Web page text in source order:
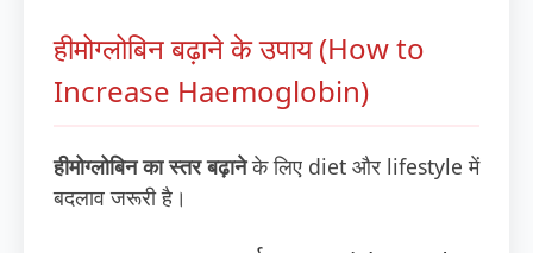
हीमोग्लोबिन बढ़ाने के उपाय (How to
Increase Haemoglobin)
हीमोग्लोबिन का स्तर बढ़ानेके लिए diet और lifestyle में
बदलाव जरूरी है।